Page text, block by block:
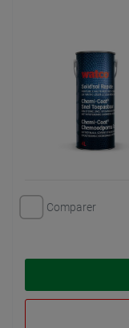
Comparer